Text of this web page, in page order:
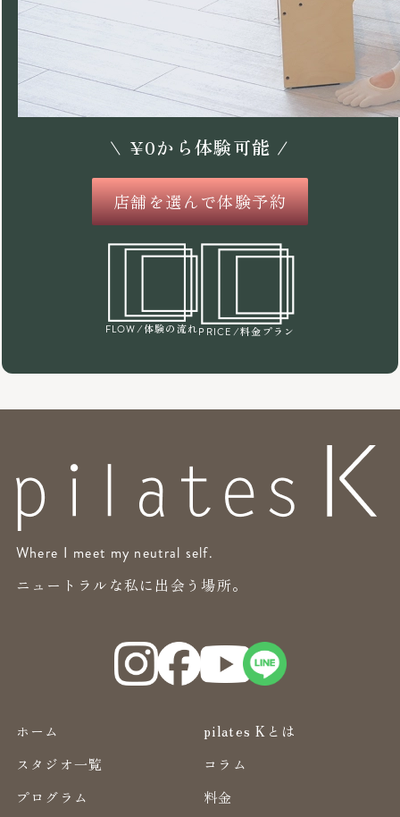
\ ¥0から体験可能 /
店舗を選んで体験予約
FLOW /体験の流れPRICE /料金プラン
Where I meet my neutral self.
ニュートラルな私に出会う場所。
ホーム
pilates Kとは
スタジオ一覧
コラム
プログラム
料金